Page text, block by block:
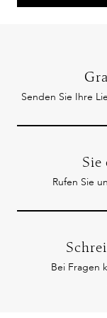
Senden Sie Ihre
Sie
Rufen Sie
Bei Fragen